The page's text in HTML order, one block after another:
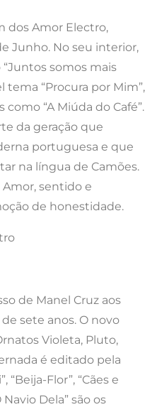
dos Amor Electro,
Junho. No seu interior,
somos mais
tema “Procura por Mim”,
“A Miúda do Café”.
da geração que
portuguesa e que
na língua de Camões.
sentido e
de honestidade.
de Manel Cruz aos
sete anos. O novo
Violeta, Pluto,
é editado pela
“Beija-Flor”, “Cães e
Dela” são os